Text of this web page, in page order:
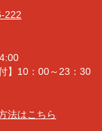
222
】10：00～23：30
法はこちら